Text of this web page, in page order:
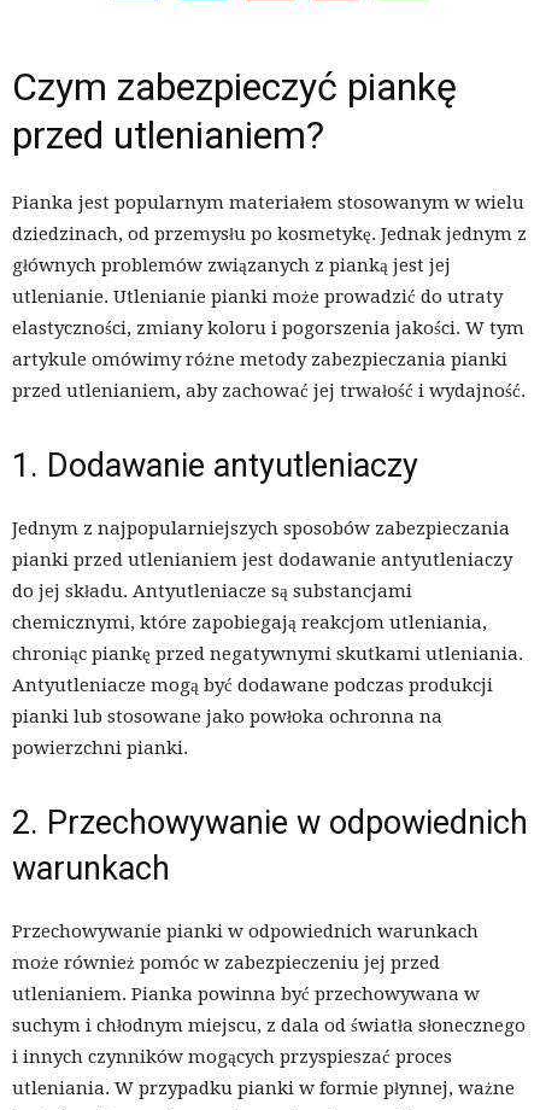
Czym zabezpieczyć piankę
przed utlenianiem?
Pianka jest popularnym materiałem stosowanym w wielu
dziedzinach, od przemysłu po kosmetykę. Jednak jednym z
głównych problemów związanych z pianką jest jej
utlenianie. Utlenianie pianki może prowadzić do utraty
elastyczności, zmiany koloru i pogorszenia jakości. W tym
artykule omówimy różne metody zabezpieczania pianki
przed utlenianiem, aby zachować jej trwałość i wydajność.
1. Dodawanie antyutleniaczy
Jednym z najpopularniejszych sposobów zabezpieczania
pianki przed utlenianiem jest dodawanie antyutleniaczy
do jej składu. Antyutleniacze są substancjami
chemicznymi, które zapobiegają reakcjom utleniania,
chroniąc piankę przed negatywnymi skutkami utleniania.
Antyutleniacze mogą być dodawane podczas produkcji
pianki lub stosowane jako powłoka ochronna na
powierzchni pianki.
2. Przechowywanie w odpowiednich
warunkach
Przechowywanie pianki w odpowiednich warunkach
może również pomóc w zabezpieczeniu jej przed
utlenianiem. Pianka powinna być przechowywana w
suchym i chłodnym miejscu, z dala od światła słonecznego
i innych czynników mogących przyspieszać proces
utleniania. W przypadku pianki w formie płynnej, ważne